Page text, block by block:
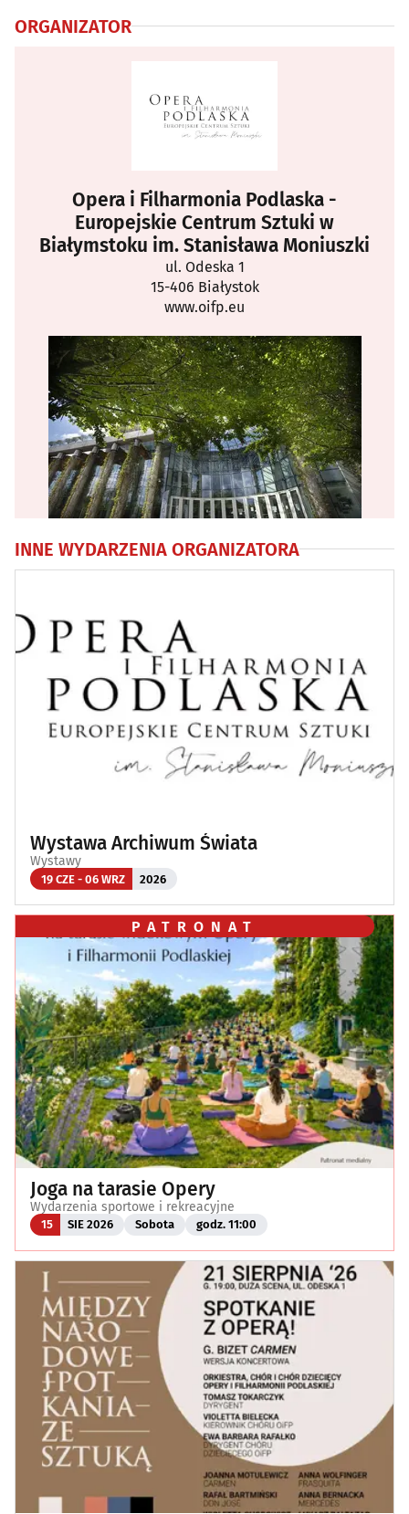
ORGANIZATOR
Opera i Filharmonia Podlaska -
Europejskie Centrum Sztuki w
Białymstoku im. Stanisława Moniuszki
ul. Odeska 1
15-406 Białystok
www.oifp.eu
INNE WYDARZENIA ORGANIZATORA
Wystawa Archiwum Świata
Wystawy
19 CZE - 06 WRZ 2026
PATRONAT
Joga na tarasie Opery
Wydarzenia sportowe i rekreacyjne
15 SIE 2026 Sobota godz. 11:00